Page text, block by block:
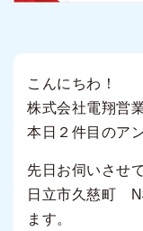
こんにちわ！
株式会社電翔営
本日２件目のア
先日お伺いさせ
日立市久慈町 N
ます。